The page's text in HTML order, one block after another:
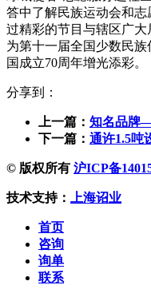
答中了解民族运动会和
过精彩的节目与辖区广大
为第十一届全国少数民
国成立70周年增光添彩。
分享到：
上一篇： 知名品牌
下一篇： 通许1.5吨
© 版权所有 沪ICP备
技术支持： 上海诏业
首页
咨询
询单
联系